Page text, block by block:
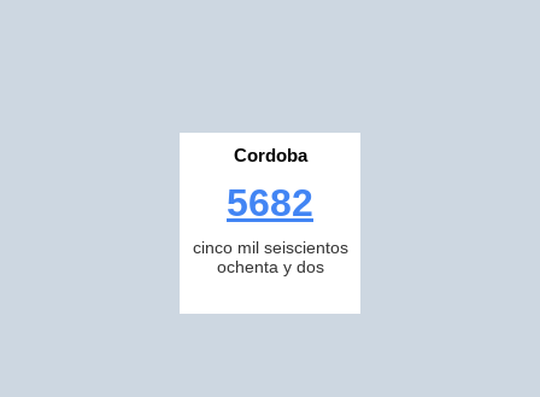
Cordoba
5682
cinco mil seiscientos
ochenta y dos